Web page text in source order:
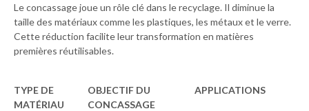
Le concassage joue un rôle clé dans le recyclage. Il diminue la
taille des matériaux comme les plastiques, les métaux et le verre.
Cette réduction facilite leur transformation en matières
premières réutilisables.
TYPE DE
MATÉRIAU
OBJECTIF DU
CONCASSAGE
APPLICATIONS